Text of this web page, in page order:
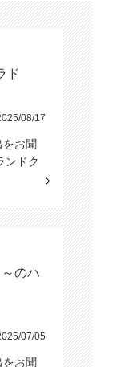
ド
08/17
お聞
ンドク
のハ
07/05
お聞